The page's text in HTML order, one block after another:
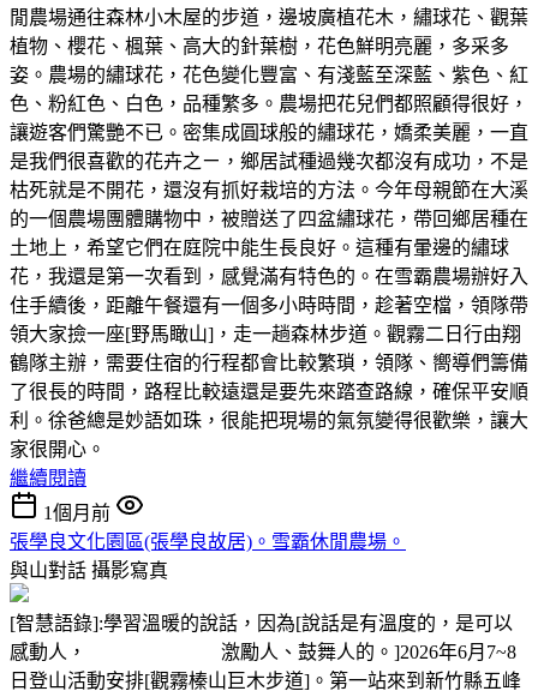
閒農場通往森林小木屋的步道，邊坡廣植花木，繡球花、觀葉
植物、櫻花、楓葉、高大的針葉樹，花色鮮明亮麗，多采多
姿。農場的繡球花，花色變化豐富、有淺藍至深藍、紫色、紅
色、粉紅色、白色，品種繁多。農場把花兒們都照顧得很好，
讓遊客們驚艷不已。密集成圓球般的繡球花，嬌柔美麗，一直
是我們很喜歡的花卉之ㄧ，鄉居試種過幾次都沒有成功，不是
枯死就是不開花，還沒有抓好栽培的方法。今年母親節在大溪
的一個農場團體購物中，被贈送了四盆繡球花，帶回鄉居種在
土地上，希望它們在庭院中能生長良好。這種有暈邊的繡球
花，我還是第一次看到，感覺滿有特色的。在雪霸農場辦好入
住手續後，距離午餐還有一個多小時時間，趁著空檔，領隊帶
領大家撿一座[野馬瞰山]，走一趟森林步道。觀霧二日行由翔
鶴隊主辦，需要住宿的行程都會比較繁瑣，領隊、嚮導們籌備
了很長的時間，路程比較遠還是要先來踏查路線，確保平安順
利。徐爸總是妙語如珠，很能把現場的氣氛變得很歡樂，讓大
家很開心。
繼續閱讀
1個月前
張學良文化園區(張學良故居)。雪霸休閒農場。
與山對話 攝影寫真
[智慧語錄]:學習溫暖的說話，因為[說話是有溫度的，是可以
感動人， 激勵人、鼓舞人的。]2026年6月7~8
日登山活動安排[觀霧榛山巨木步道]。第一站來到新竹縣五峰